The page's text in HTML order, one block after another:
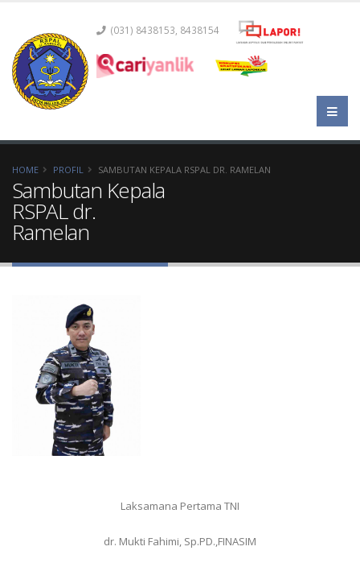
(031) 8438153, 8438154
HOME PROFIL SAMBUTAN KEPALA RSPAL DR. RAMELAN
Sambutan Kepala
RSPAL dr.
Ramelan
Laksamana Pertama TNI
dr. Mukti Fahimi, Sp.PD.,FINASIM